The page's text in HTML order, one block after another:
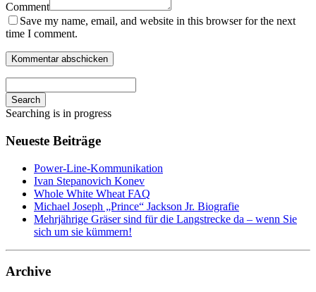
Comment
Save my name, email, and website in this browser for the next
time I comment.
Search
Searching is in progress
Neueste Beiträge
Power-Line-Kommunikation
Ivan Stepanovich Konev
Whole White Wheat FAQ
Michael Joseph „Prince“ Jackson Jr. Biografie
Mehrjährige Gräser sind für die Langstrecke da – wenn Sie
sich um sie kümmern!
Archive